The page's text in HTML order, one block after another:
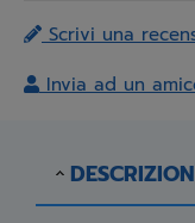
Scrivi una
Invia ad un